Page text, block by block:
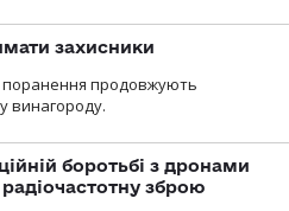
захисники
поранення продовжують
винагороду.
боротьбі з дронами
зброю